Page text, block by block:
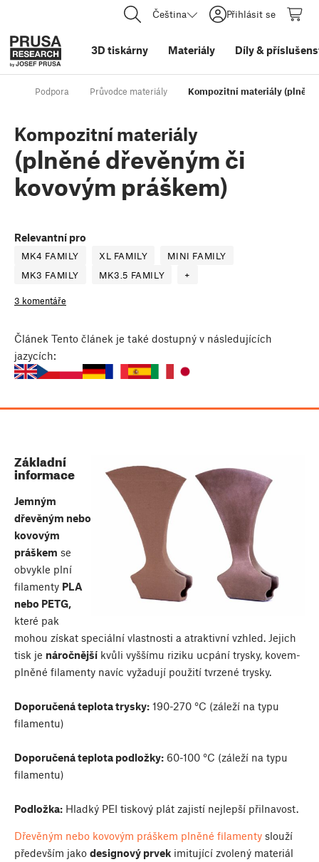
Čeština Přihlásit se
3D tiskárny Materiály Díly&
Podpora Průvodce materiály Kompozitní materiály
Kompozitní materiály
(plněné dřevěným či
kovovým práškem)
Relevantní pro
MK4 FAMILY XL FAMILY
MINI FAMILY
MK3 FAMILY
MK3.5 FAMILY +
3 komentáře
Článek Tento článek je také dostupný v následujících
jazycích:
Základní
informace
Jemným
dřevěným nebo
kovovým
práškem se
obvykle plní
filamenty PLA
nebo PETG,
které pak
mohou získat speciální vlastnosti a atraktivní vzhled. Jejich
tisk je náročnější kvůli vyššímu riziku ucpání trysky, kovem-
plněné filamenty navíc vyžadují použití tvrzené trysky.
Doporučená teplota trysky: 190-270 °C (záleží na typu
filamentu)
Doporučená teplota podložky: 60-100 °C (záleží na typu
filamentu)
Podložka: Hladký PEI tiskový plát zajistí nejlepší přilnavost.
Dřevěným nebo kovovým práškem plněné filamenty slouží
především jako designový prvek imitující zvolený materiál